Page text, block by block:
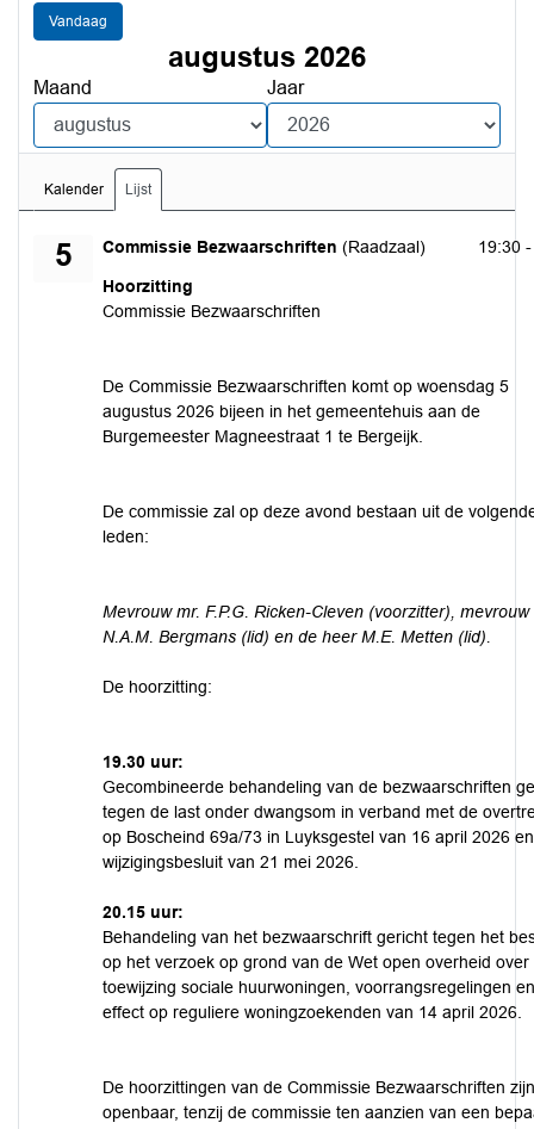
Vandaag
augustus 2026
Maand Jaar
Kalender Lijst
5 Commissie Bezwaarschriften (Raadzaal)
woensdag 5 augustus 2026 19:30
Hoorzitting
Commissie Bezwaarschriften
De Commissie Bezwaarschriften komt op woensdag 5
augustus 2026 bijeen in het gemeentehuis aan de
Burgemeester Magneestraat 1 te Bergeijk.
De commissie zal op deze avond bestaan uit de
leden:
Mevrouw mr. F.P.G. Ricken-Cleven (voorzitter), mevrouw
N.A.M. Bergmans (lid) en de heer M.E. Metten (lid).
De hoorzitting:
19.30 uur:
Gecombineerde behandeling van de bezwaarschriften
tegen de last onder dwangsom in verband met de
op Boscheind 69a/73 in Luyksgestel van 16 april 2026
wijzigingsbesluit van 21 mei 2026.
20.15 uur:
Behandeling van het bezwaarschrift gericht tegen het
op het verzoek op grond van de Wet open overheid over
toewijzing sociale huurwoningen, voorrangsregelingen en
effect op reguliere woningzoekenden van 14 april 2026.
De hoorzittingen van de Commissie Bezwaarschriften zijn
openbaar, tenzij de commissie ten aanzien van een